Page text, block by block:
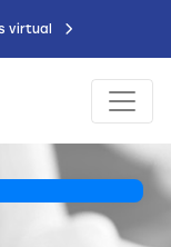
virtual